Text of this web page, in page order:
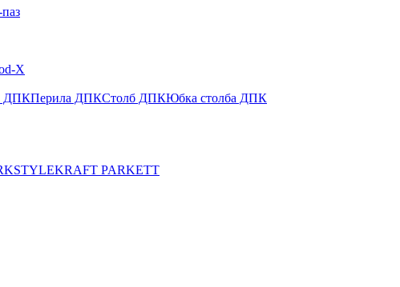
X
ДПКПерила ДПКСтолб ДПКЮбка столба ДПК
KRAFT PARKETT